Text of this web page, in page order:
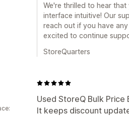
We're thrilled to hear
interface intuitive! Our
reach out if you have
excited to continue
StoreQuarters
Used StoreQ Bulk Price
It keeps discount